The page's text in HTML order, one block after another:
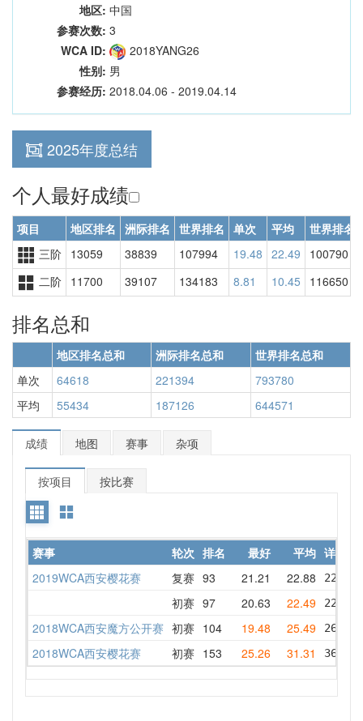
地区: 中国
参赛次数: 3
WCA ID:
2018YANG26
性别: 男
参赛经历: 2018.04.06 - 2019.04.14
2025年度总结
个人最好成绩
项目 地区排名 洲际排名 世界排名 单次 平均
世界排名
三阶 13059 38839 107994 19.48 22.49
100790
二阶 11700 39107 134183 8.81 10.45 116650
排名总和
地区排名总和 洲际排名总和
世界排名总和
单次
64618 221394
793780
平均
55434 187126 644571
成绩 地图 赛事 杂项
按项目 按比赛
赛事 轮次 排名 最好 平均 详情
2019WCA西安樱花赛
复赛 93 21.21 22.88
初赛 97 20.63 22.49
2018WCA西安魔方公开赛 初赛 104 19.48 25.49
2018WCA西安樱花赛 初赛 153 25.26 31.31